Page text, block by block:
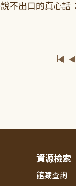
說不出口的真心
資源檢索
館藏查詢